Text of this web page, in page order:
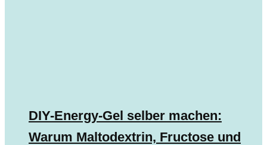
DIY-Energy-Gel selber machen:
Warum Maltodextrin, Fructose und